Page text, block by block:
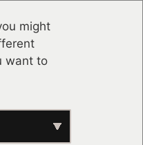
might
want to